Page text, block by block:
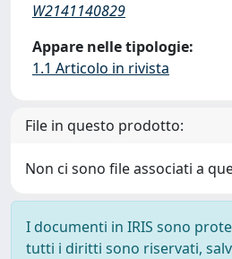
W2141140829
Appare nelle tipologie:
1.1 Articolo in rivista
File in questo prodotto:
Non ci sono file associati a
I documenti in IRIS sono
tutti i diritti sono riservati,